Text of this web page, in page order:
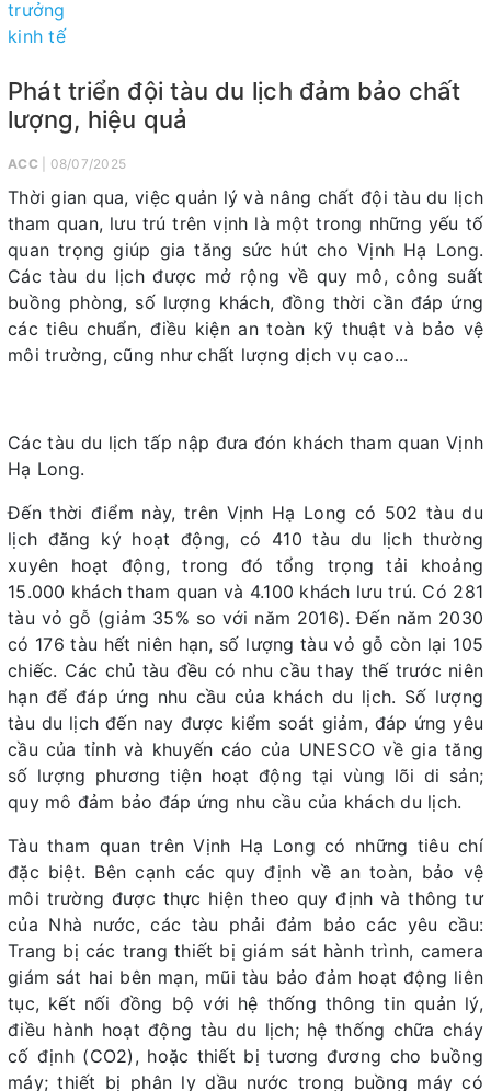
Phát triển đội tàu du lịch đảm bảo chất
lượng, hiệu quả
ACC | 08/07/2025
Thời gian qua, việc quản lý và nâng chất đội tàu du lịch
tham quan, lưu trú trên vịnh là một trong những yếu tố
quan trọng giúp gia tăng sức hút cho Vịnh Hạ Long.
Các tàu du lịch được mở rộng về quy mô, công suất
buồng phòng, số lượng khách, đồng thời cần đáp ứng
các tiêu chuẩn, điều kiện an toàn kỹ thuật và bảo vệ
môi trường, cũng như chất lượng dịch vụ cao...
Các tàu du lịch tấp nập đưa đón khách tham quan Vịnh
Hạ Long.
Đến thời điểm này, trên Vịnh Hạ Long có 502 tàu du
lịch đăng ký hoạt động, có 410 tàu du lịch thường
xuyên hoạt động, trong đó tổng trọng tải khoảng
15.000 khách tham quan và 4.100 khách lưu trú. Có 281
tàu vỏ gỗ (giảm 35% so với năm 2016). Đến năm 2030
có 176 tàu hết niên hạn, số lượng tàu vỏ gỗ còn lại 105
chiếc. Các chủ tàu đều có nhu cầu thay thế trước niên
hạn để đáp ứng nhu cầu của khách du lịch. Số lượng
tàu du lịch đến nay được kiểm soát giảm, đáp ứng yêu
cầu của tỉnh và khuyến cáo của UNESCO về gia tăng
số lượng phương tiện hoạt động tại vùng lõi di sản;
quy mô đảm bảo đáp ứng nhu cầu của khách du lịch.
Tàu tham quan trên Vịnh Hạ Long có những tiêu chí
đặc biệt. Bên cạnh các quy định về an toàn, bảo vệ
môi trường được thực hiện theo quy định và thông tư
của Nhà nước, các tàu phải đảm bảo các yêu cầu:
Trang bị các trang thiết bị giám sát hành trình, camera
giám sát hai bên mạn, mũi tàu bảo đảm hoạt động liên
tục, kết nối đồng bộ với hệ thống thông tin quản lý,
điều hành hoạt động tàu du lịch; hệ thống chữa cháy
cố định (CO2), hoặc thiết bị tương đương cho buồng
máy; thiết bị phân ly dầu nước trong buồng máy có